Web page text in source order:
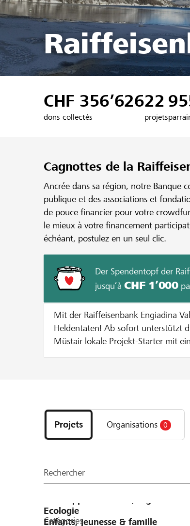
CHF 356’626
dons collectés
22
projets
Cagnottes de la
Ancrée dans sa région, notre Banque
publique et des associations et
de pouce financier pour votre
le mieux à votre financement
échéant, postulez en un seul clic.
Der Spendentopf der
jusqu’à CHF 1’000
Mit der Raiffeisenbank Engiadina
Heldentaten! Ab sofort unterstützt die Raiffeisenbank Engiadina Val
Müstair lokale Projekt-Starter mit
entweder 10 % vom Mindestbetrag
maximale Zustupf aus dem
pauschal CHF 100 dazugegeben,
ergibt.
les
projets
et
la
Projets Organisations 0
Rechercher
Catégories